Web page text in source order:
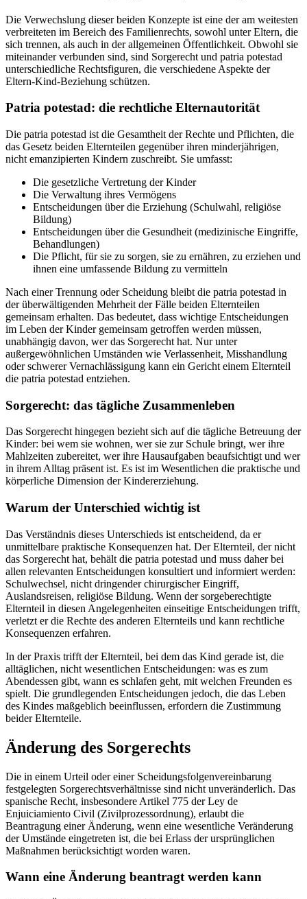
Die Verwechslung dieser beiden Konzepte ist eine der am weitesten
verbreiteten im Bereich des Familienrechts, sowohl unter Eltern, die
sich trennen, als auch in der allgemeinen Öffentlichkeit. Obwohl sie
miteinander verbunden sind, sind Sorgerecht und patria potestad
unterschiedliche Rechtsfiguren, die verschiedene Aspekte der
Eltern-Kind-Beziehung schützen.
Patria potestad: die rechtliche Elternautorität
Die patria potestad ist die Gesamtheit der Rechte und Pflichten, die
das Gesetz beiden Elternteilen gegenüber ihren minderjährigen,
nicht emanzipierten Kindern zuschreibt. Sie umfasst:
Die gesetzliche Vertretung der Kinder
Die Verwaltung ihres Vermögens
Entscheidungen über die Erziehung (Schulwahl, religiöse
Bildung)
Entscheidungen über die Gesundheit (medizinische Eingriffe,
Behandlungen)
Die Pflicht, für sie zu sorgen, sie zu ernähren, zu erziehen und
ihnen eine umfassende Bildung zu vermitteln
Nach einer Trennung oder Scheidung bleibt die patria potestad in
der überwältigenden Mehrheit der Fälle beiden Elternteilen
gemeinsam erhalten. Das bedeutet, dass wichtige Entscheidungen
im Leben der Kinder gemeinsam getroffen werden müssen,
unabhängig davon, wer das Sorgerecht hat. Nur unter
außergewöhnlichen Umständen wie Verlassenheit, Misshandlung
oder schwerer Vernachlässigung kann ein Gericht einem Elternteil
die patria potestad entziehen.
Sorgerecht: das tägliche Zusammenleben
Das Sorgerecht hingegen bezieht sich auf die tägliche Betreuung der
Kinder: bei wem sie wohnen, wer sie zur Schule bringt, wer ihre
Mahlzeiten zubereitet, wer ihre Hausaufgaben beaufsichtigt und wer
in ihrem Alltag präsent ist. Es ist im Wesentlichen die praktische und
körperliche Dimension der Kindererziehung.
Warum der Unterschied wichtig ist
Das Verständnis dieses Unterschieds ist entscheidend, da er
unmittelbare praktische Konsequenzen hat. Der Elternteil, der nicht
das Sorgerecht hat, behält die patria potestad und muss daher bei
allen relevanten Entscheidungen konsultiert und informiert werden:
Schulwechsel, nicht dringender chirurgischer Eingriff,
Auslandsreisen, religiöse Bildung. Wenn der sorgeberechtigte
Elternteil in diesen Angelegenheiten einseitige Entscheidungen trifft,
verletzt er die Rechte des anderen Elternteils und kann rechtliche
Konsequenzen erfahren.
In der Praxis trifft der Elternteil, bei dem das Kind gerade ist, die
alltäglichen, nicht wesentlichen Entscheidungen: was es zum
Abendessen gibt, wann es schlafen geht, mit welchen Freunden es
spielt. Die grundlegenden Entscheidungen jedoch, die das Leben
des Kindes maßgeblich beeinflussen, erfordern die Zustimmung
beider Elternteile.
Änderung des Sorgerechts
Die in einem Urteil oder einer Scheidungsfolgenvereinbarung
festgelegten Sorgerechtsverhältnisse sind nicht unveränderlich. Das
spanische Recht, insbesondere Artikel 775 der Ley de
Enjuiciamiento Civil (Zivilprozessordnung), erlaubt die
Beantragung einer Änderung, wenn eine wesentliche Veränderung
der Umstände eingetreten ist, die bei Erlass der ursprünglichen
Maßnahmen berücksichtigt worden waren.
Wann eine Änderung beantragt werden kann